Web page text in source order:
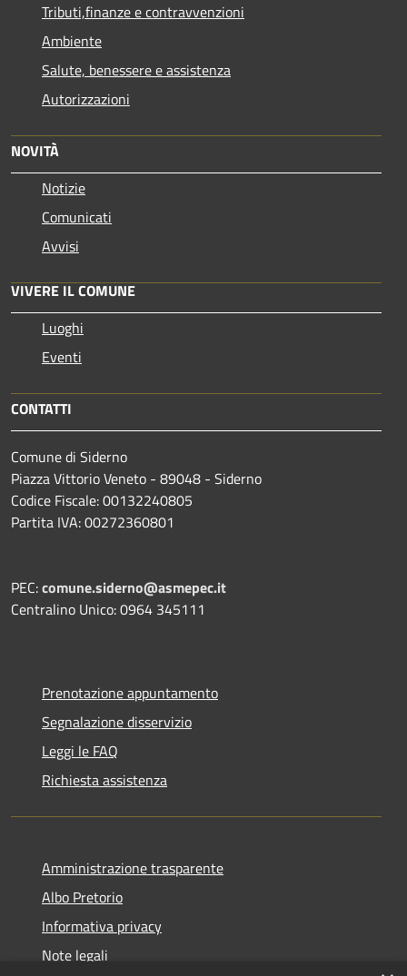
Tributi,finanze e contravvenzioni
Ambiente
Salute, benessere e assistenza
Autorizzazioni
NOVITÀ
Notizie
Comunicati
Avvisi
VIVERE IL COMUNE
Luoghi
Eventi
CONTATTI
Comune di Siderno
Piazza Vittorio Veneto - 89048 - Siderno
Codice Fiscale: 00132240805
Partita IVA: 00272360801
PEC:comune.siderno@asmepec.it
Centralino Unico: 0964 345111
Prenotazione appuntamento
Segnalazione disservizio
Leggi le FAQ
Richiesta assistenza
Amministrazione trasparente
Albo Pretorio
Informativa privacy
Note legali